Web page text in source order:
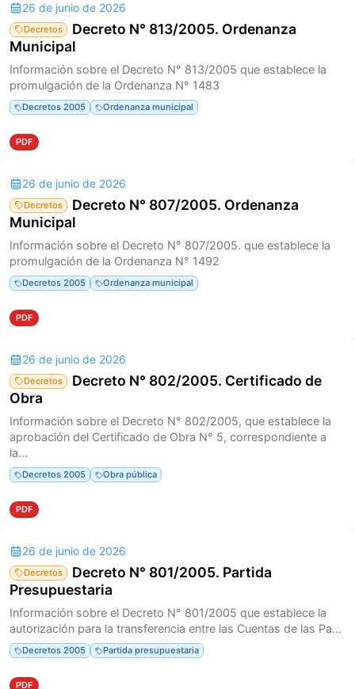
26 de junio de 2026
Decretos
Decreto N° 813/2005. Ordenanza
Municipal
Información sobre el Decreto N° 813/2005 que establece la
promulgación de la Ordenanza N° 1483
Decretos 2005 Ordenanza municipal
PDF
26 de junio de 2026
Decretos
Decreto N° 807/2005. Ordenanza
Municipal
Información sobre el Decreto N° 807/2005. que establece la
promulgación de la Ordenanza N° 1492
Decretos 2005 Ordenanza municipal
PDF
26 de junio de 2026
Decretos
Decreto N° 802/2005. Certificado de
Obra
Información sobre el Decreto N° 802/2005, que establece la
aprobación del Certificado de Obra N° 5, correspondiente a
la...
Decretos 2005 Obra pública
PDF
26 de junio de 2026
Decretos
Decreto N° 801/2005. Partida
Presupuestaria
Información sobre el Decreto N° 801/2005 que establece la
autorización para la transferencia entre las Cuentas de las Pa...
Decretos 2005 Partida presupuestaria
PDF